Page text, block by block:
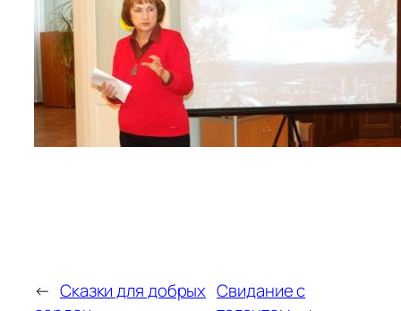
← Сказки для добрых Свидание с